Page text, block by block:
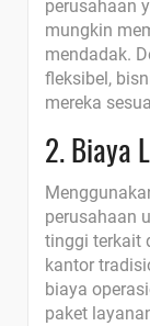
perusahaan
mungkin
mendadak.
fleksibel,
mereka
2. Biaya
perusahaan
tinggi terkait
kantor
biaya
paket